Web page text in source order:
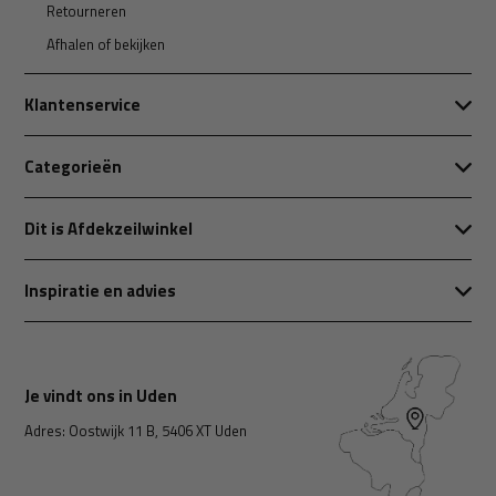
Retourneren
Afhalen of bekijken
Klantenservice
Categorieën
Dit is Afdekzeilwinkel
Inspiratie en advies
Je vindt ons in Uden
Adres: Oostwijk 11 B, 5406 XT Uden